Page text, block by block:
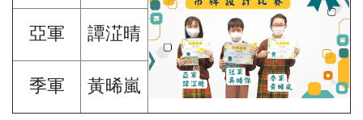
亞軍 譚淽晴
季軍 黃晞嵐